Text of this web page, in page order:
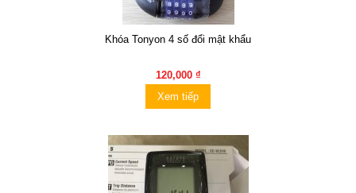
Khóa Tonyon 4 số đổi mật khẩu
120,000 ₫
Xem tiếp